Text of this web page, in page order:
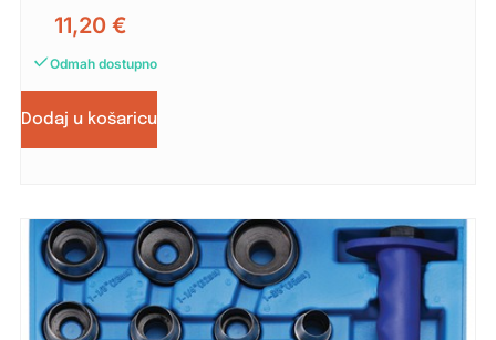
11,20 €
Odmah dostupno
Dodaj u košaricu